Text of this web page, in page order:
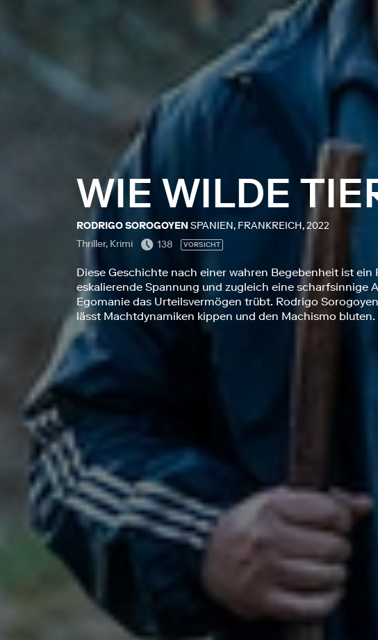
WIE WILDE
RODRIGO SOROGOYEN SPANIEN, FRANKREICH, 2022
Thriller, Krimi
138 VORSICHT
Diese Geschichte nach einer wahren Begebenheit ist ein
eskalierende Spannung und zugleich eine scharfsinnige
Egomanie das Urteilsvermögen trübt. Rodrigo
lässt Machtdynamiken kippen und den Machismo bluten.